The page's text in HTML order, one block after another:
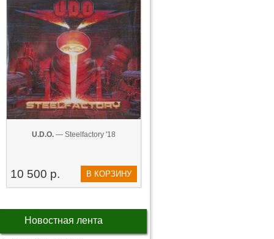
U.D.O. — Steelfactory '18
10 500 р. В КОРЗИНУ
Новостная лента